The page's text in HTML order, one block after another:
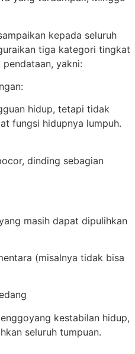
kepada seluruh
tiga kategori tingkat
yakni:
hidup, tetapi tidak
fungsi hidupnya lumpuh.
dinding sebagian
masih dapat dipulihkan
(misalnya tidak bisa
kestabilan hidup,
seluruh tumpuan.